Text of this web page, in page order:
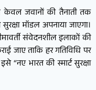
केवल जवानों की तैनाती तक
मॉडल अपनाया जाएगा।
संवेदनशील इलाकों की
जाए ताकि हर गतिविधि पर
“नए भारत की स्मार्ट सुरक्षा